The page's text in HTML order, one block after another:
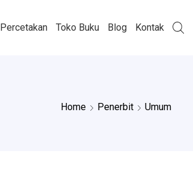
Percetakan Toko Buku Blog Kontak
Home Penerbit Umum